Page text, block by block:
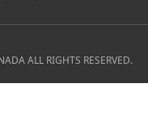
ALL RIGHTS RESERVED.